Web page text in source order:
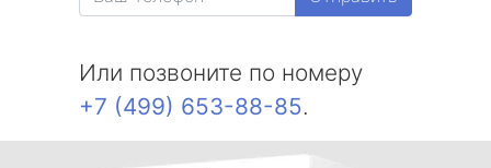
Или позвоните по номеру
+7 (499) 653-88-85.